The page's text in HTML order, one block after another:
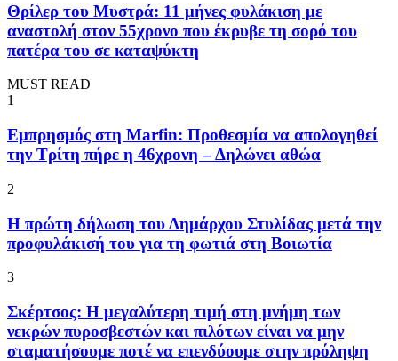
Θρίλερ του Μυστρά: 11 μήνες φυλάκιση με
αναστολή στον 55χρονο που έκρυβε τη σορό του
πατέρα του σε καταψύκτη
MUST READ
1
Εμπρησμός στη Marfin: Προθεσμία να απολογηθεί
την Τρίτη πήρε η 46χρονη – Δηλώνει αθώα
2
Η πρώτη δήλωση του Δημάρχου Στυλίδας μετά την
προφυλάκισή του για τη φωτιά στη Βοιωτία
3
Σκέρτσος: Η μεγαλύτερη τιμή στη μνήμη των
νεκρών πυροσβεστών και πιλότων είναι να μην
σταματήσουμε ποτέ να επενδύουμε στην πρόληψη